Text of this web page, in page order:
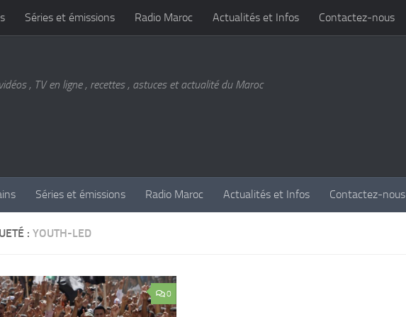
Séries et émissions Radio Maroc Actualités et Infos Contactez-nous
, TV en ligne , recettes , astuces et actualité du Maroc
Séries et émissions Radio Maroc Actualités et Infos Contactez-nous
: YOUTH-LED
0